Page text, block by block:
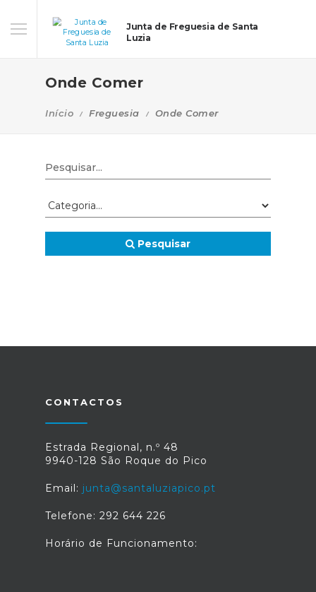
Junta de Freguesia de Santa
Luzia
Onde Comer
Início Freguesia Onde Comer
Pesquisar
CONTACTOS
Estrada Regional, n.º 48
9940-128 São Roque do Pico
Email: junta@santaluziapico.pt
Telefone: 292 644 226
Horário de Funcionamento: